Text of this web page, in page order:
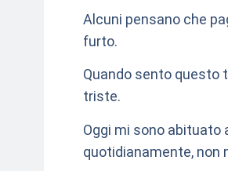
Alcuni pensano che
furto.
Quando sento questo
triste.
Oggi mi sono
quotidianamente, non